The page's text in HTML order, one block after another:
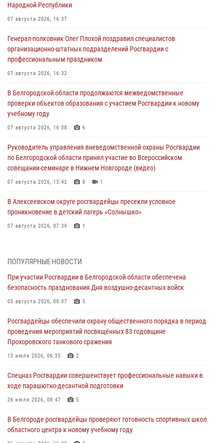
Народной Республики
07 августа 2026, 16:37
Генерал-полковник Олег Плохой поздравил специалистов
организационно-штатных подразделений Росгвардии с
профессиональным праздником
07 августа 2026, 16:32
В Белгородской области продолжаются межведомственные
проверки объектов образования с участием Росгвардии к новому
учебному году
07 августа 2026, 16:08 6
Руководитель управления вневедомственной охраны Росгвардии
по Белгородской области принял участие во Всероссийском
совещании-семинаре в Нижнем Новгороде (видео)
07 августа 2026, 15:42 8 1
В Алексеевском округе росгвардейцы пресекли условное
проникновение в детский лагерь «Солнышко»
07 августа 2026, 07:39 1
Подвиги героев‑росгвардейцев увековечили в новой музейной
экспозиции белгородского музея‑диорамы «Курская битва.
06 августа 2026, 12:05 3
В Белгороде росгвардейцы проверяют готовность спортивных школ
областного центра к новому учебному году
Росгвардия обеспечила общественную безопасность празднования
83-й годовщины освобождения г. Белгорода от немецко -
06 августа 2026, 06:54 3
ПОПУЛЯРНЫЕ НОВОСТИ
При участии Росгвардии в Белгородской области обеспечена
безопасность празднования Дня воздушно-десантных войск
03 августа 2026, 08:07 5
Росгвардейцы обеспечили охрану общественного порядка в период
проведения мероприятий посвящённых 83 годовщине
Прохоровского танкового сражения
13 июля 2026, 06:35 2
Спецназ Росгвардии совершенствует профессиональные навыки в
ходе парашютно-десантной подготовки
26 июля 2026, 08:47 5
В Белгороде росгвардейцы проверяют готовность спортивных школ
областного центра к новому учебному году